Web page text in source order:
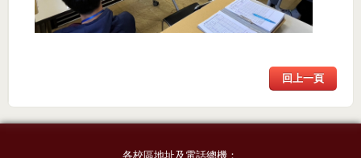
回上一頁
各校區地址及電話總機：